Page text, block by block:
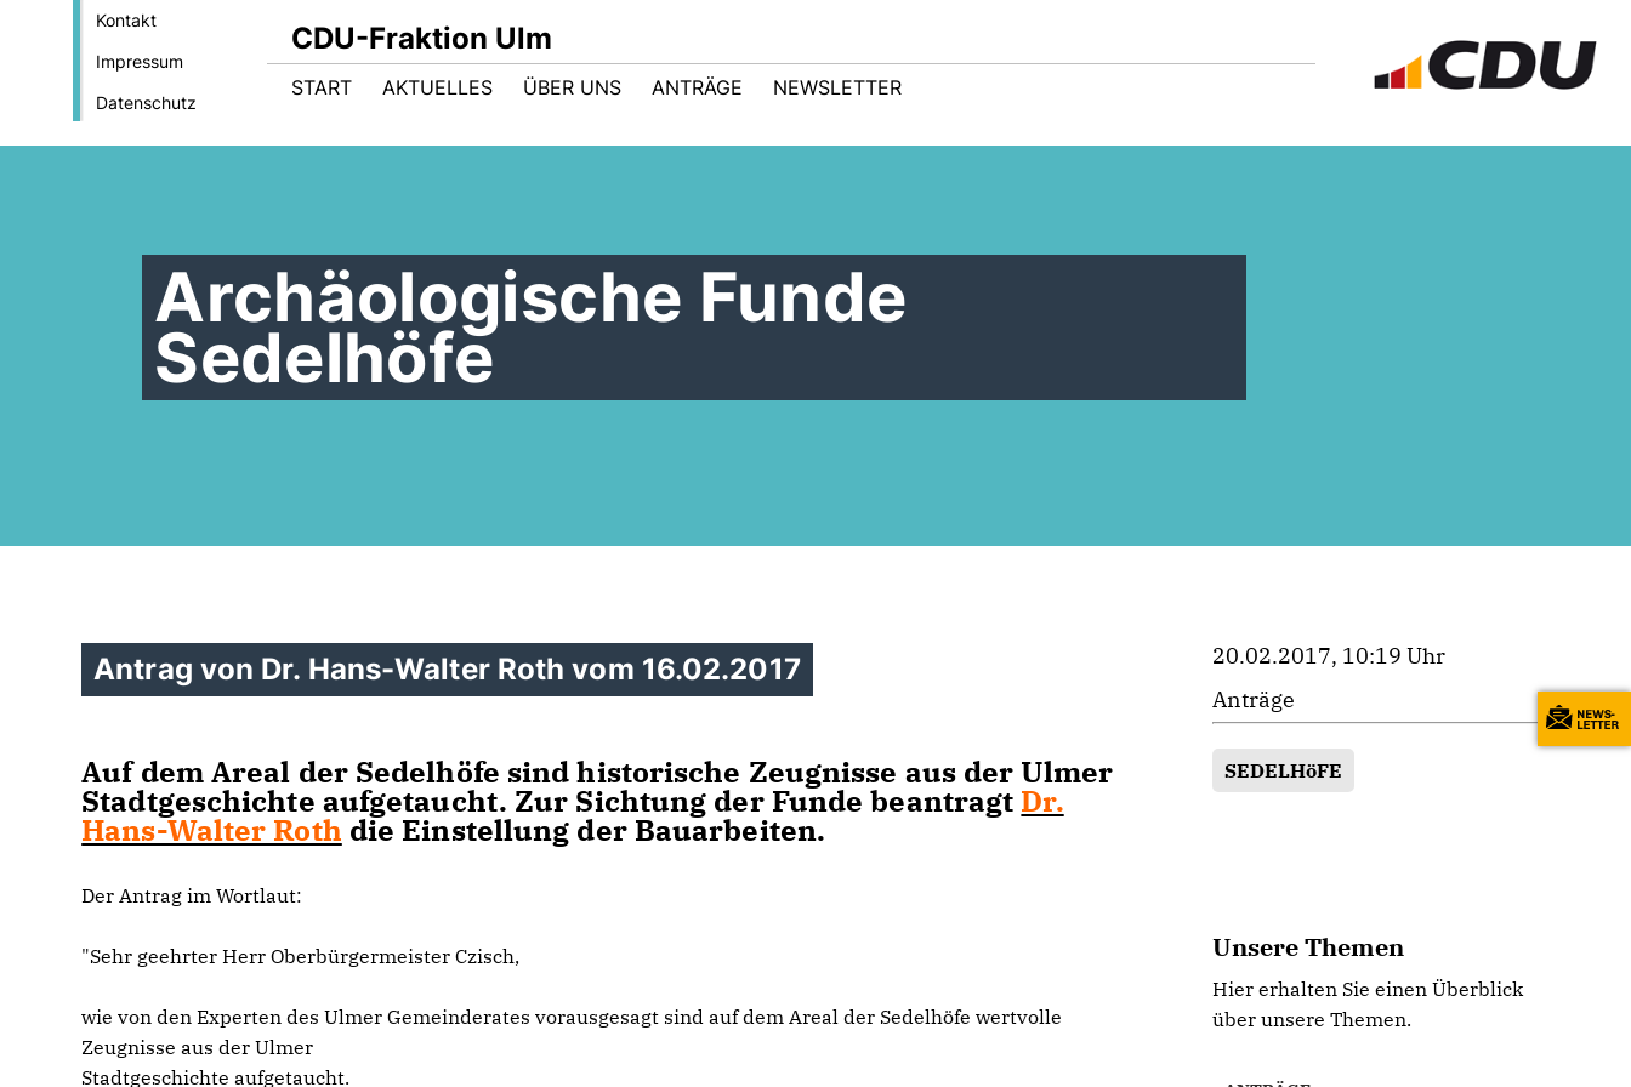
Kontakt
Impressum
Datenschutz
CDU-Fraktion Ulm
START AKTUELLES ÜBER UNS ANTRÄGE NEWSLETTER
Archäologische Funde
Sedelhöfe
Antrag von Dr. Hans-Walter Roth vom 16.02.2017
Auf dem Areal der Sedelhöfe sind historische Zeugnisse aus der Ulmer
Stadtgeschichte aufgetaucht. Zur Sichtung der Funde beantragt Dr.
Hans-Walter Roth die Einstellung der Bauarbeiten.
Der Antrag im Wortlaut:
"Sehr geehrter Herr Oberbürgermeister Czisch,
wie von den Experten des Ulmer Gemeinderates vorausgesagt sind auf dem Areal der Sedelhöfe wertvolle
Zeugnisse aus der Ulmer
Stadtgeschichte aufgetaucht.
20.02.2017, 10:19 Uhr
Anträge
SEDELHöFE
Unsere Themen
Hier erhalten Sie einen Überblick
über unsere Themen.